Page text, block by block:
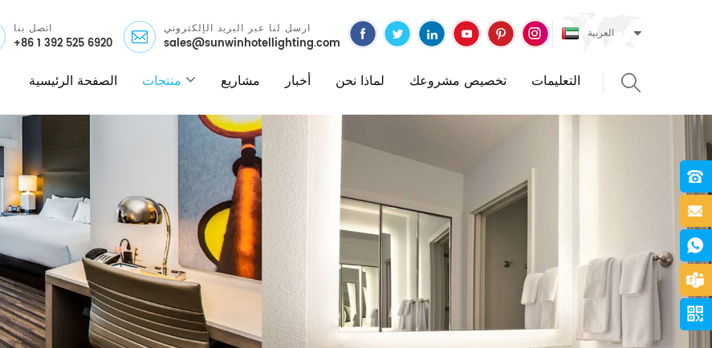
العربية اتصل بنا
+86 1 392 525 6920
ارسل لنا عبر البريد الإلكتروني
sales@sunwinhotellighting.com
الصفحة الرئيسية منتجات مشاريع أخبار لماذا نحن تخصيص مشروعك التعليمات